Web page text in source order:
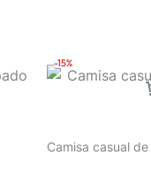
-15%
Camisa casual